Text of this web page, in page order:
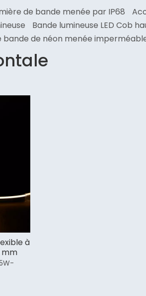
de bande menée par IP68
Bande lumineuse LED Cob
bande de néon menée
à
mm